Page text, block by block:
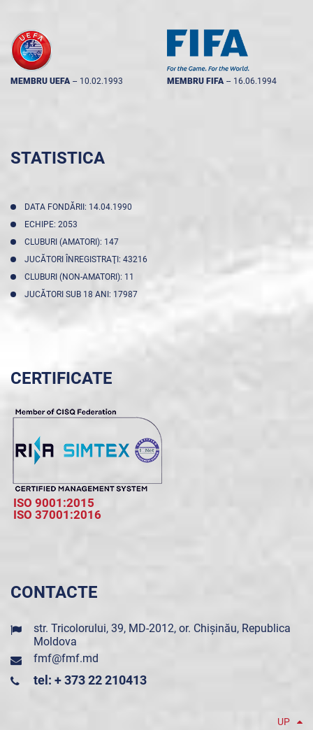
MEMBRU UEFA -- 10.02.1993 MEMBRU FIFA -- 16.06.1994
STATISTICA
DATA FONDĂRII: 14.04.1990
ECHIPE: 2053
CLUBURI (AMATORI): 147
JUCĂTORI ÎNREGISTRAŢI: 43216
CLUBURI (NON-AMATORI): 11
JUCĂTORI SUB 18 ANI: 17987
CERTIFICATE
ISO 9001:2015
ISO 37001:2016
CONTACTE
str. Tricolorului, 39, MD-2012, or. Chișinău, Republica
Moldova
fmf@fmf.md
tel: + 373 22 210413
UP